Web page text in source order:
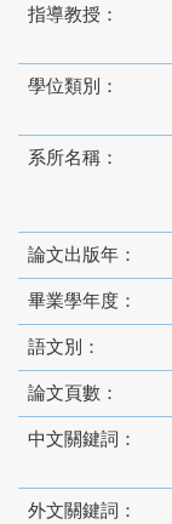
指導教授：
學位類別：
系所名稱：
論文出版年：
畢業學年度：
語文別：
論文頁數：
中文關鍵詞：
外文關鍵詞：